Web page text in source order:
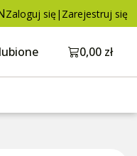
Zaloguj się | Zarejestruj się
Otwórz
0,00 zł
Dodaj do koszyka